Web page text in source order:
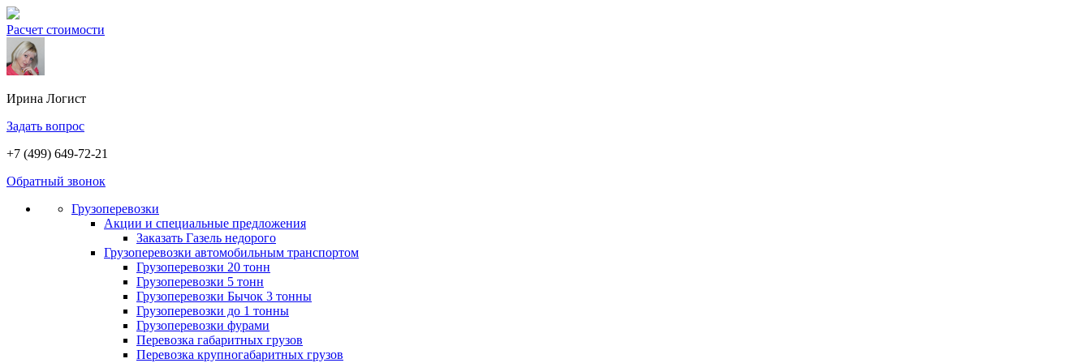
Расчет стоимости
Ирина Логист
Задать вопрос
+7 (499) 649-72-21
Обратный звонок
Грузоперевозки
Акции и специальные предложения
Заказать Газель недорого
Грузоперевозки автомобильным транспортом
Грузоперевозки 20 тонн
Грузоперевозки 5 тонн
Грузоперевозки Бычок 3 тонны
Грузоперевозки до 1 тонны
Грузоперевозки фурами
Перевозка габаритных грузов
Перевозка крупногабаритных грузов